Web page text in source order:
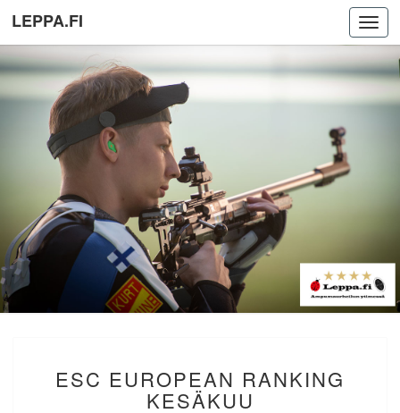
LEPPA.FI
EUROPEAN
RANKING
ESC EUROPEAN RANKING
KESÄKUU